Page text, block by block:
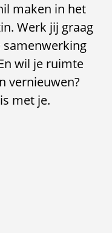
maken in het
Werk jij graag
samenwerking
wil je ruimte
vernieuwen?
met je.